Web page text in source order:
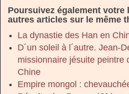
Poursuivez également votre
autres articles sur le même
La dynastie des Han en
D´un soleil à l´autre. Jean-
missionnaire jésuite peintre
Chine
Empire mongol :